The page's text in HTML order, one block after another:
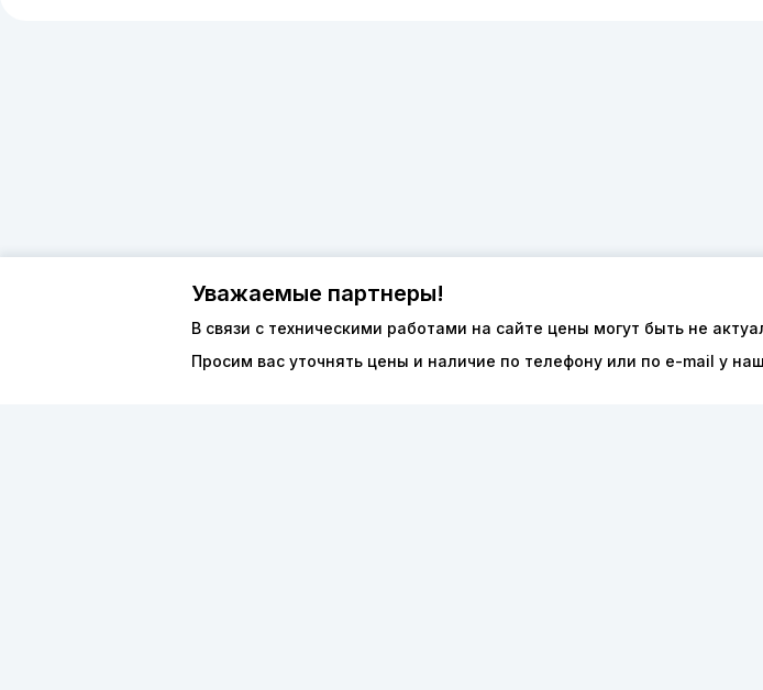
Уважаемые партнеры!
В связи с техническими работами на сайте цены могут быть не
Просим вас уточнять цены и наличие по телефону или по e-mail у
О компании
Доставка и